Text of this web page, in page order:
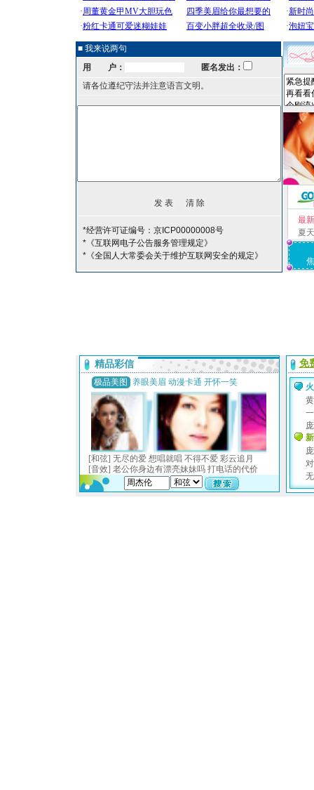
■ 我来说两句
用 户：
匿名发出：
请各位遵纪守法并注意语言文明。
*经营许可证编号：京ICP00000008号
*《互联网电子公告服务管理规定》
*《全国人大常委会关于维护互联网安全的规定》
最
夏